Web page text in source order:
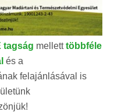
tagság melletttöbbféle
és a
felajánlásával is